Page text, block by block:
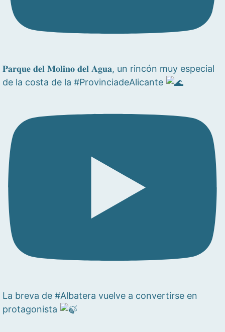
𝐏𝐚𝐫𝐪𝐮𝐞 𝐝𝐞𝐥 𝐌𝐨𝐥𝐢𝐧𝐨 𝐝𝐞𝐥 𝐀𝐠𝐮𝐚, un rincón muy especial
de la costa de la #ProvinciadeAlicante
La breva de #Albatera vuelve a convertirse en
protagonista